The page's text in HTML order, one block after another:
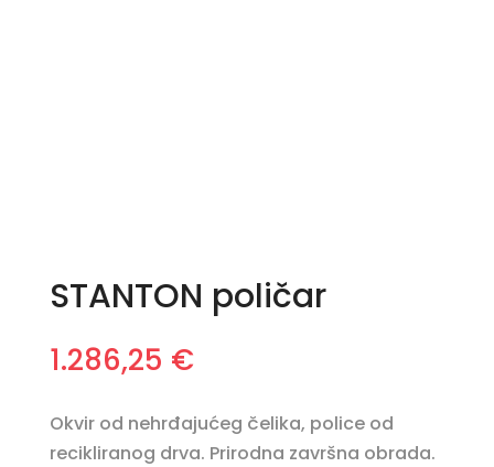
STANTON poličar
1.286,25 €
Okvir od nehrđajućeg čelika, police od
recikliranog drva. Prirodna završna obrada.